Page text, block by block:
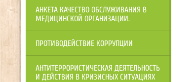
АНКЕТА КАЧЕСТВО ОБСЛУЖИВАНИЯ В
МЕДИЦИНСКОЙ ОРГАНИЗАЦИИ.
ПРОТИВОДЕЙСТВИЕ КОРРУПЦИИ
АНТИТЕРРОРИСТИЧЕСКАЯ ДЕЯТЕЛЬНОСТЬ
И ДЕЙСТВИЯ В КРИЗИСНЫХ СИТУАЦИЯХ